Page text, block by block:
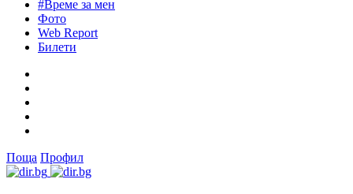
#Време за мен
Фото
Web Report
Билети
Поща Профил